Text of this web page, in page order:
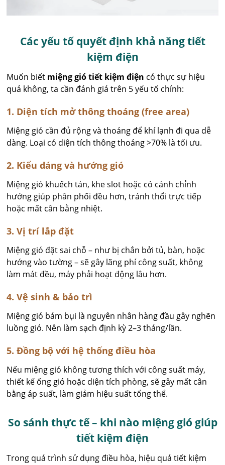
Các yếu tố quyết định khả năng tiết
kiệm điện
Muốn biết miệng gió tiết kiệm điện có thực sự hiệu
quả không, ta cần đánh giá trên 5 yếu tố chính:
1. Diện tích mở thông thoáng (free area)
Miệng gió cần đủ rộng và thoáng để khí lạnh đi qua dễ
dàng. Loại có diện tích thông thoáng >70% là tối ưu.
2. Kiểu dáng và hướng gió
Miệng gió khuếch tán, khe slot hoặc có cánh chỉnh
hướng giúp phân phối đều hơn, tránh thổi trực tiếp
hoặc mất cân bằng nhiệt.
3. Vị trí lắp đặt
Miệng gió đặt sai chỗ – như bị chắn bởi tủ, bàn, hoặc
hướng vào tường – sẽ gây lãng phí công suất, không
làm mát đều, máy phải hoạt động lâu hơn.
4. Vệ sinh & bảo trì
Miệng gió bám bụi là nguyên nhân hàng đầu gây nghẽn
luồng gió. Nên làm sạch định kỳ 2–3 tháng/lần.
5. Đồng bộ với hệ thống điều hòa
Nếu miệng gió không tương thích với công suất máy,
thiết kế ống gió hoặc diện tích phòng, sẽ gây mất cân
bằng áp suất, làm giảm hiệu suất tổng thể.
So sánh thực tế – khi nào miệng gió giúp
tiết kiệm điện
Trong quá trình sử dụng điều hòa, hiệu quả tiết kiệm